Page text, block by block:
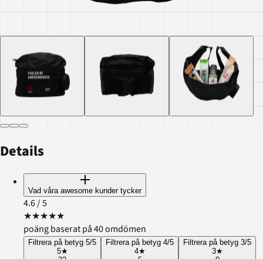
Details
Vad våra awesome kunder tycker
4.6/ 5
★★★★★
poäng baserat på 40 omdömen
Filtrera på betyg 5/5
5★
Filtrera på betyg 4/5
4★
Filtrera på betyg 3/5
3★